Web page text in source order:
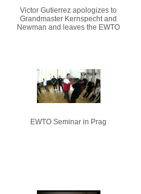
Victor Gutierrez apologizes to
Grandmaster Kernspecht and
Newman and leaves the EWTO
EWTO Seminar in Prag